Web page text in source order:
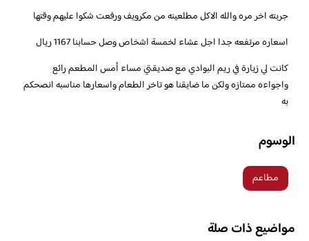
جربته اخر مره والله الاكل مطلعينه من مكرويف ورفعت شكوا عليهم وقتها
اسعاره مرتفعه جدا اجل عشاء لخمسة اشخاص وصل حسابنا 1167 ريال
كانت لي زيارة في ريم البوادي مع صديقتي مساء أمس المطعم رائع
واجواءه ممتازه ولكن ما ضايقنا هو تاخر الطعام واسعارها مناسبه انصحكم
به
الوسوم
مطاعم
مواضيع ذات صلة